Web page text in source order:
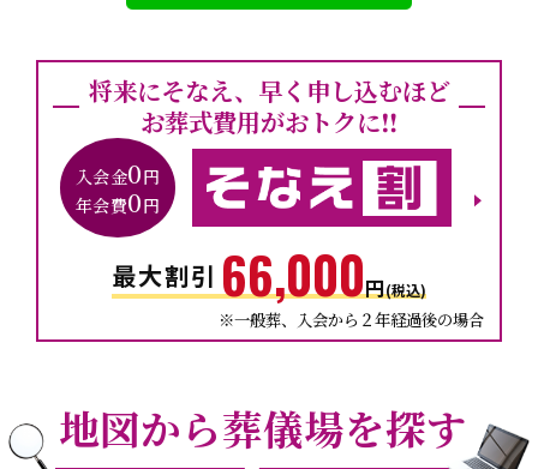
将来にそなえ、早く申し込むほど
お葬式費用がおトクに‼︎
入会金0円
年会費0円
最大割引 66,000円(税込)
※一般葬、入会から２年経過後の場合
地図から葬儀場を探す